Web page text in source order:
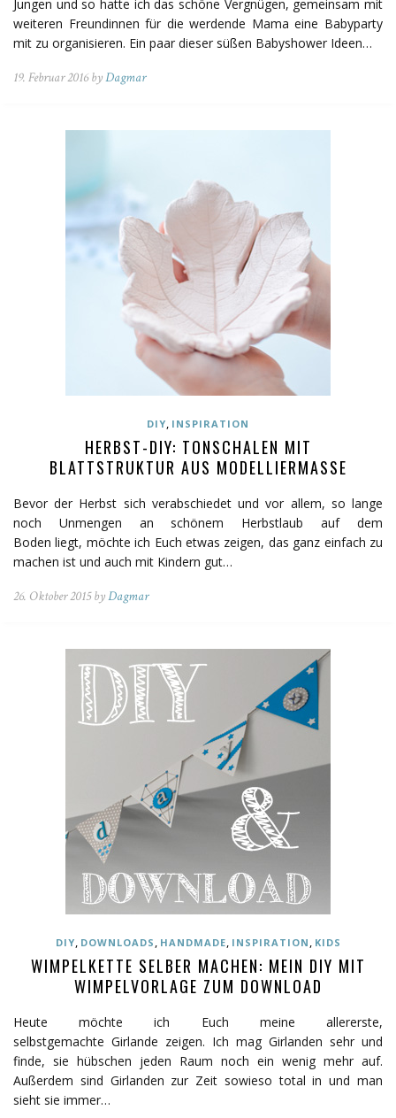
Jungen und so hatte ich das schöne Vergnügen, gemeinsam mit
weiteren Freundinnen für die werdende Mama eine Babyparty
mit zu organisieren. Ein paar dieser süßen Babyshower Ideen…
19. Februar 2016 byDagmar
DIY, INSPIRATION
HERBST-DIY: TONSCHALEN MIT
BLATTSTRUKTUR AUS MODELLIERMASSE
Bevor der Herbst sich verabschiedet und vor allem, so lange
noch Unmengen an schönem Herbstlaub auf dem
Boden liegt, möchte ich Euch etwas zeigen, das ganz einfach zu
machen ist und auch mit Kindern gut…
26. Oktober 2015 byDagmar
DIY, DOWNLOADS , HANDMADE, INSPIRATION , KIDS
WIMPELKETTE SELBER MACHEN: MEIN DIY MIT
WIMPELVORLAGE ZUM DOWNLOAD
Heute möchte ich Euch meine allererste,
selbstgemachte Girlande zeigen. Ich mag Girlanden sehr und
finde, sie hübschen jeden Raum noch ein wenig mehr auf.
Außerdem sind Girlanden zur Zeit sowieso total in und man
sieht sie immer…